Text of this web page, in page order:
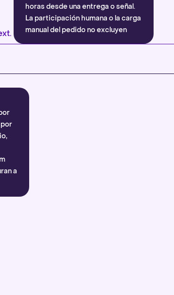
horas desde una entrega o señal.
La participación humana o la carga
manual del pedido no excluyen
automáticamente la atribución.
a